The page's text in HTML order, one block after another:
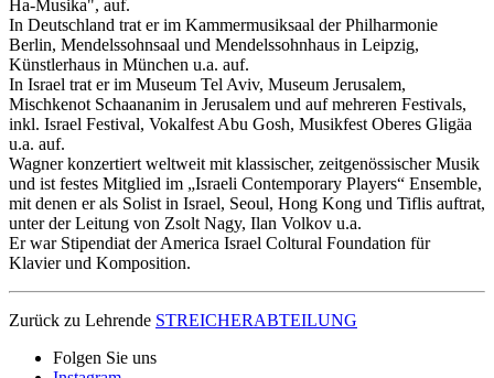
Ha-Musika", auf.
In Deutschland trat er im Kammermusiksaal der Philharmonie
Berlin, Mendelssohnsaal und Mendelssohnhaus in Leipzig,
Künstlerhaus in München u.a. auf.
In Israel trat er im Museum Tel Aviv, Museum Jerusalem,
Mischkenot Schaananim in Jerusalem und auf mehreren Festivals,
inkl. Israel Festival, Vokalfest Abu Gosh, Musikfest Oberes Gligäa
u.a. auf.
Wagner konzertiert weltweit mit klassischer, zeitgenössischer Musik
und ist festes Mitglied im „Israeli Contemporary Players“ Ensemble,
mit denen er als Solist in Israel, Seoul, Hong Kong und Tiflis auftrat,
unter der Leitung von Zsolt Nagy, Ilan Volkov u.a.
Er war Stipendiat der America Israel Coltural Foundation für
Klavier und Komposition.
Zurück zu Lehrende STREICHERABTEILUNG
Folgen Sie uns